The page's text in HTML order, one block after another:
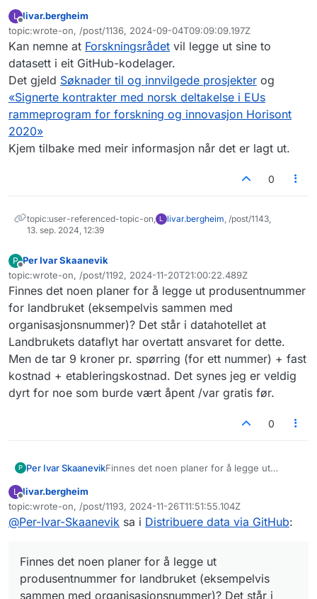
L
Frakoblet
livar.bergheim
topic:wrote-on, /post/1136, 2024-09-04T09:09:09.197Z
Sist endret av
Kan nemne at Forskningsrådet vil legge ut sine to
datasett i eit GitHub-kodelager.
Det gjeld Søknader til og innvilgede prosjekter og
«Signerte kontrakter med norsk deltakelse i EUs
rammeprogram for forskning og innovasjon Horisont
2020»
Kjem tilbake med meir informasjon når det er lagt ut.
0
topic:user-referenced-topic-on, L livar.bergheim , /post/1143,
13. sep. 2024, 12:39
P
Frakoblet
Per Ivar Skaanevik
topic:wrote-on, /post/1192, 2024-11-20T21:00:22.489Z
Sist endret av
Finnes det noen planer for å legge ut produsentnummer
for landbruket (eksempelvis sammen med
organisasjonsnummer)? Det står i datahotellet at
Landbrukets dataflyt har overtatt ansvaret for dette.
Men de tar 9 kroner pr. spørring (for ett nummer) + fast
kostnad + etableringskostnad. Det synes jeg er veldig
dyrt for noe som burde vært åpent /var gratis før.
0
P Per Ivar SkaanevikFinnes det noen planer for å legge ut
organisasjonsnummer)? Det står i
datahotellet at Landbrukets dataflyt har
kostnad + etableringskostnad. Det synes jeg
er veldig dyrt for noe som burde vært åpent
/var gratis før.
L
Frakoblet
livar.bergheim
topic:wrote-on, /post/1193, 2024-11-26T11:51:55.104Z
Sist endret av
@Per-Ivar-Skaanevik sa i Distribuere data via GitHub:
Finnes det noen planer for å legge ut
produsentnummer for landbruket (eksempelvis
sammen med organisasjonsnummer)? Det står i